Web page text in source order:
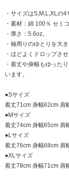
・サイズはS,M,L,XLの4
・素材：綿 100％ セミ
・厚さ：5.6oz。
・袖周りのゆとりを大
・ほどよくドロップさ
・着丈や身幅もゆった
います。
●Sサイズ
着丈71cm 身幅62cm 肩
●Mサイズ
着丈74cm 身幅65cm 肩
●Lサイズ
着丈76cm 身幅68cm 肩
●XLサイズ
着丈78cm 身幅71cm 肩